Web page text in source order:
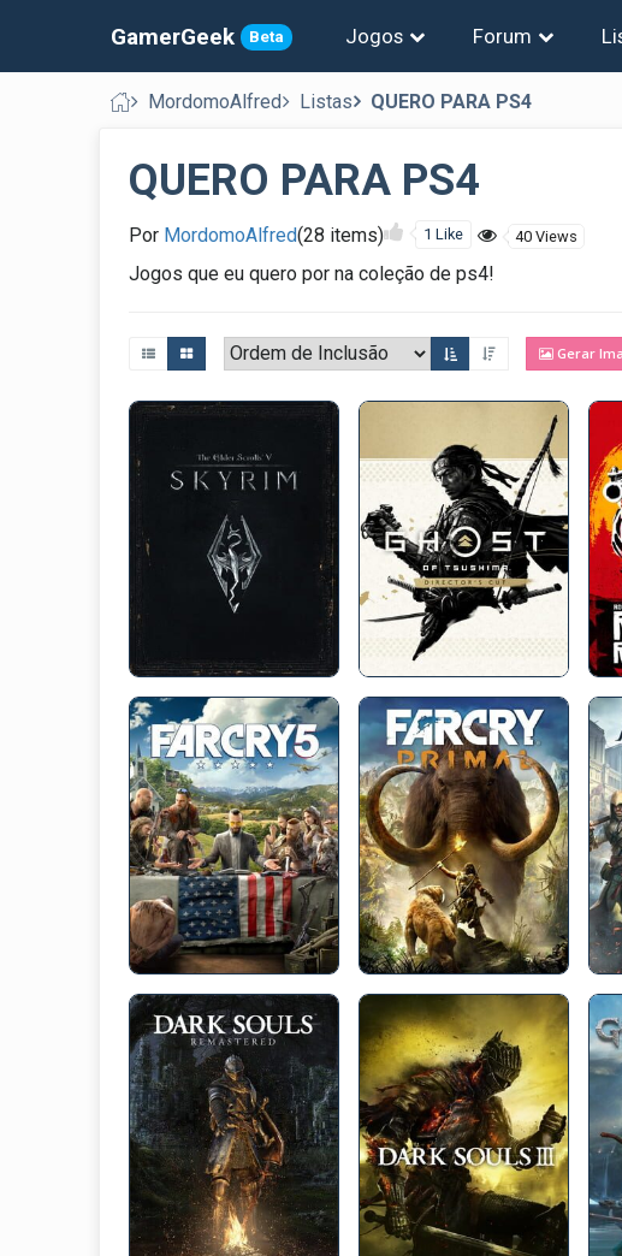
GamerGeek Beta Jogos Forum
MordomoAlfred Listas QUERO PARA PS4
QUERO PARA PS4
Por MordomoAlfred(28 items) 1 Like 40 Views
Jogos que eu quero por na coleção de ps4!
Gerar